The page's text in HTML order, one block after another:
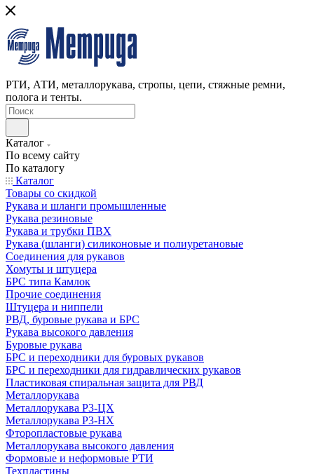
РТИ, АТИ, металлорукава, стропы, цепи, стяжные ремни,
полога и тенты.
Каталог
По всему сайту
По каталогу
Каталог
Товары со скидкой
Рукава и шланги промышленные
Рукава резиновые
Рукава и трубки ПВХ
Рукава (шланги) силиконовые и полиуретановые
Соединения для рукавов
Хомуты и штуцера
БРС типа Камлок
Прочие соединения
Штуцера и ниппели
РВД, буровые рукава и БРС
Рукава высокого давления
Буровые рукава
БРС и переходники для буровых рукавов
БРС и переходники для гидравлических рукавов
Пластиковая спиральная защита для РВД
Металлорукава
Металлорукава Р3-ЦХ
Металлорукава Р3-НХ
Фторопластовые рукава
Металлорукава высокого давления
Формовые и неформовые РТИ
Техпластины